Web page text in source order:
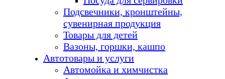
Подсвечники, кронштейны,
сувенирная продукция
Товары для детей
Вазоны, горшки, кашпо
Автотовары и услуги
Автомойка и химчистка